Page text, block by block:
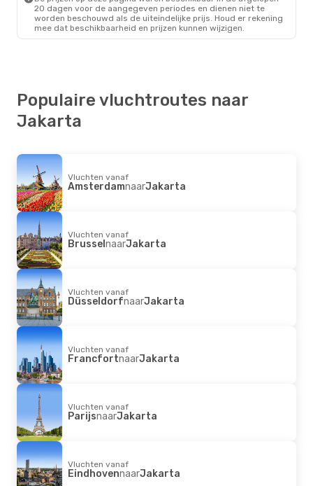
20 dagen voor de aangegeven periodes en dienen niet te
worden beschouwd als de uiteindelijke prijs. Houd er rekening
mee dat beschikbaarheid en prijzen kunnen wijzigen.
Populaire vluchtroutes naar
Jakarta
Vluchten vanaf
AmsterdamnaarJakarta
Vluchten vanaf
BrusselnaarJakarta
Vluchten vanaf
DüsseldorfnaarJakarta
Vluchten vanaf
FrancfortnaarJakarta
Vluchten vanaf
ParijsnaarJakarta
Vluchten vanaf
EindhovennaarJakarta